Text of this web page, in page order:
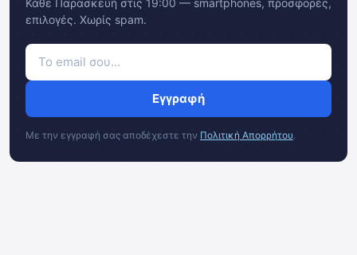
επιλογές. Χωρίς spam.
Εγγραφή
Με την εγγραφή σας αποδέχεστε την Πολιτική Απορρήτου.